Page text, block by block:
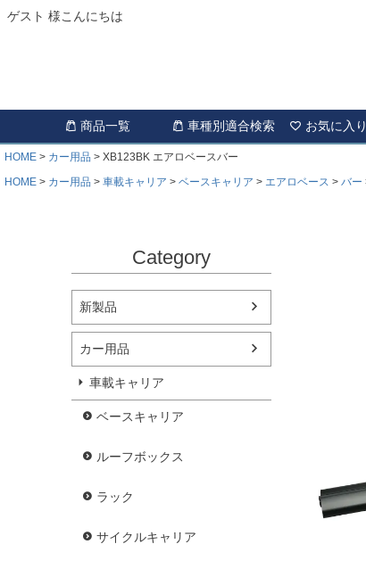
ゲスト 様こんにちは
商品一覧 車種別適合検索 お気に入り
HOME カー用品
XB123BK エアロベースバー
HOME
カー用品 車載キャリア ベースキャリア エアロベース バー
Category
新製品
カー用品
車載キャリア
ベースキャリア
ルーフボックス
ラック
サイクルキャリア